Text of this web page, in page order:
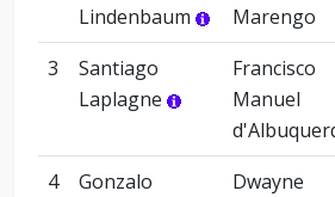
Lindenbaum
Marengo
3
Santiago
Laplagne
Francisco
Manuel
4
Gonzalo
Dwayne